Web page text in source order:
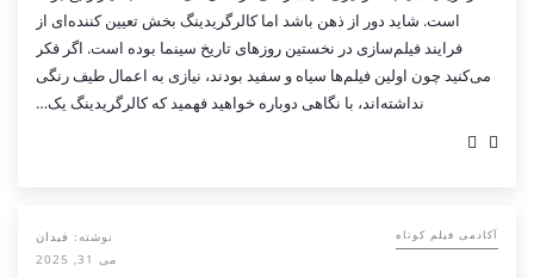
است. شاید دور از ذهن باشد اما کالرگریدینگ بخش تعیین کننده‌ای از
فرایند فیلم‌سازی در نخستین روزهای تاریخ سینما بوده است. اگر فکر
می‌کنید چون اولین فیلم‌ها سیاه و سفید بودند، نیازی به اعمال طیف رنگی
نداشته‌اند، با نگاهی دوباره خواهید فهمید که کالرگریدینگ یک…
آکادمی فیلم کوتاه نوشته: فیدان
می 31, 2025